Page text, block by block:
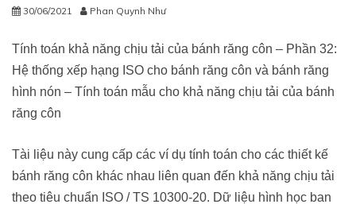
30/06/2021 Phan Quynh Như
Tính toán khả năng chịu tải của bánh răng côn – Phần 32:
Hệ thống xếp hạng ISO cho bánh răng côn và bánh răng
hình nón – Tính toán mẫu cho khả năng chịu tải của bánh
răng côn
Tài liệu này cung cấp các ví dụ tính toán cho các thiết kế
bánh răng côn khác nhau liên quan đến khả năng chịu tải
theo tiêu chuẩn ISO / TS 10300-20. Dữ liệu hình học ban